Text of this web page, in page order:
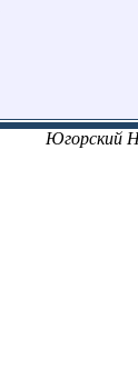
Югорский